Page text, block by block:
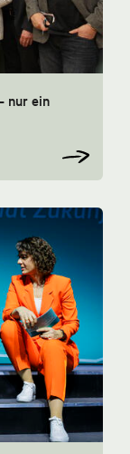
nur ein